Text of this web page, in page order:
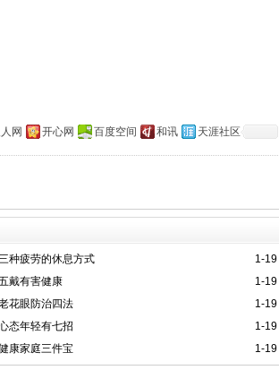
网 开心网 百度空间 和讯 天涯社区
1-19
种疲劳的休息方式
1-19
戴有害健康
1-19
花眼防治四法
1-19
态年轻有七招
1-19
康家庭三件宝